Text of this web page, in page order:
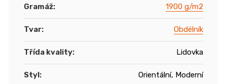
Gramáž: 1900 g/m2
Tvar: Obdélník
Třída kvality: Lidovka
Styl: Orientální, Moderní